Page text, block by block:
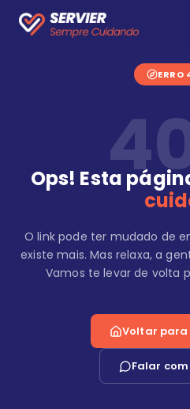
ERRO
Ops! Esta
O link pode ter mudado de
existe mais. Mas relaxa, a
Vamos te levar de volta
Voltar para
Falar